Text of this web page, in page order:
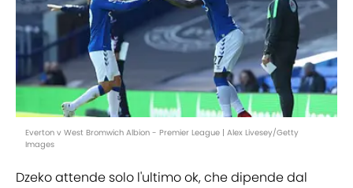
Everton v West Bromwich Albion - Premier League | Alex Livesey/Getty
Images
Dzeko attende solo l'ultimo ok, che dipende dal